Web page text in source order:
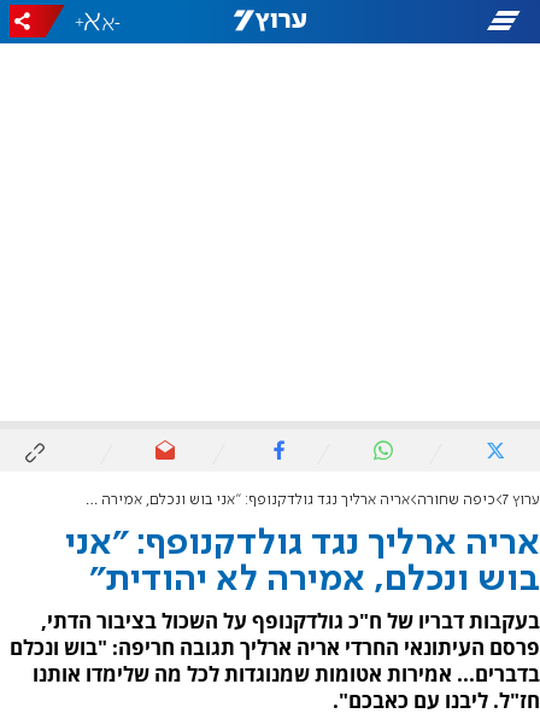
-
+
ערוץ 7 כיפה שחורה אריה ארליך נגד גולדקנופף: "אני בוש ונכלם, אמירה לא יהודית"
אריה ארליך נגד גולדקנופף: "אני
בוש ונכלם, אמירה לא יהודית"
בעקבות דבריו של ח"כ גולדקנופף על השכול בציבור הדתי,
פרסם העיתונאי החרדי אריה ארליך תגובה חריפה: "בוש ונכלם
בדברים... אמירות אטומות שמנוגדות לכל מה שלימדו אותנו
חז"ל. ליבנו עם כאבכם".